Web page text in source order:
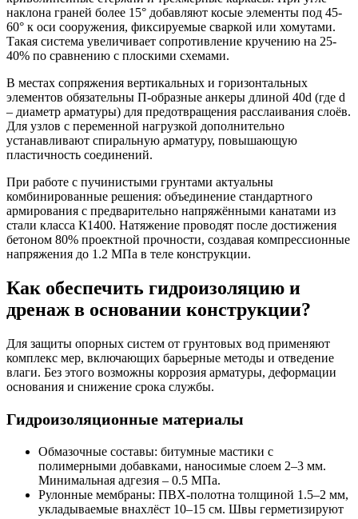
наклона граней более 15° добавляют косые элементы под 45-
60° к оси сооружения, фиксируемые сваркой или хомутами.
Такая система увеличивает сопротивление кручению на 25-
40% по сравнению с плоскими схемами.
В местах сопряжения вертикальных и горизонтальных
элементов обязательны П-образные анкеры длиной 40d (где d
– диаметр арматуры) для предотвращения расслаивания слоёв.
Для узлов с переменной нагрузкой дополнительно
устанавливают спиральную арматуру, повышающую
пластичность соединений.
При работе с пучинистыми грунтами актуальны
комбинированные решения: объединение стандартного
армирования с предварительно напряжёнными канатами из
стали класса К1400. Натяжение проводят после достижения
бетоном 80% проектной прочности, создавая компрессионные
напряжения до 1.2 МПа в теле конструкции.
Как обеспечить гидроизоляцию и
дренаж в основании конструкции?
Для защиты опорных систем от грунтовых вод применяют
комплекс мер, включающих барьерные методы и отведение
влаги. Без этого возможны коррозия арматуры, деформации
основания и снижение срока службы.
Гидроизоляционные материалы
Обмазочные составы: битумные мастики с
полимерными добавками, наносимые слоем 2–3 мм.
Минимальная адгезия – 0.5 МПа.
Рулонные мембраны: ПВХ-полотна толщиной 1.5–2 мм,
укладываемые внахлёст 10–15 см. Швы герметизируют